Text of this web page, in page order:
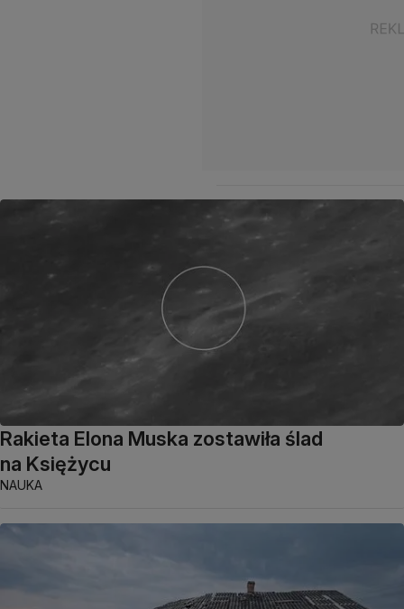
Rakieta Elona Muska zostawiła ślad
na Księżycu
NAUKA